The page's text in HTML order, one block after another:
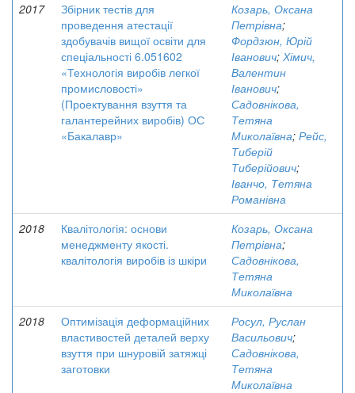
2017
Збірник тестів для
проведення атестації
здобувачів вищої освіти для
спеціальності 6.051602
«Технологія виробів легкої
промисловості»
(Проектування взуття та
галантерейних виробів) ОС
«Бакалавр»
Козарь, Оксана
Петрівна;
Фордзюн, Юрій
Іванович; Хімич,
Валентин
Іванович;
Садовнікова,
Тетяна
Миколаївна; Рейс,
Тиберій
Тиберійович;
Іванчо, Тетяна
Романівна
2018
Квалітологія: основи
менеджменту якості.
квалітологія виробів із шкіри
Козарь, Оксана
Петрівна;
Садовнікова,
Тетяна
Миколаївна
2018
Оптимізація деформаційних
властивостей деталей верху
взуття при шнуровій затяжці
заготовки
Росул, Руслан
Васильович;
Садовнікова,
Тетяна
Миколаївна